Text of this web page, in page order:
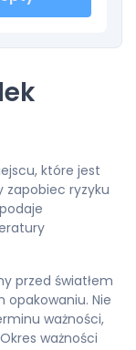
które jest
zapobiec ryzyku
przed światłem
opakowaniu. Nie
ważności,
ważności